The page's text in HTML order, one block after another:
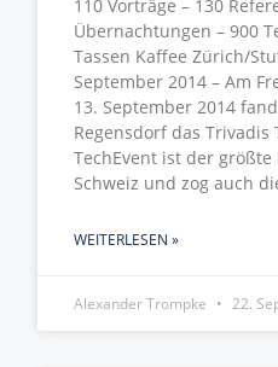
110 Vorträge – 130
Übernachtungen – 900
Tassen Kaffee Zürich/
September 2014 – Am
13. September 2014
Regensdorf das Trivadis
TechEvent ist der
Schweiz und zog auch
WEITERLESEN »
Alexander Trompke 22.